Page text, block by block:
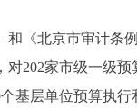
和《北京市审计条
202家市级一级
基层单位预算执